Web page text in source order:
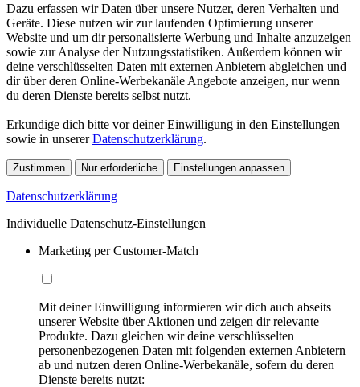
Dazu erfassen wir Daten über unsere Nutzer, deren Verhalten und
Geräte. Diese nutzen wir zur laufenden Optimierung unserer
Website und um dir personalisierte Werbung und Inhalte anzuzeigen
sowie zur Analyse der Nutzungsstatistiken. Außerdem können wir
deine verschlüsselten Daten mit externen Anbietern abgleichen und
dir über deren Online-Werbekanäle Angebote anzeigen, nur wenn
du deren Dienste bereits selbst nutzt.
Erkundige dich bitte vor deiner Einwilligung in den Einstellungen
sowie in unsererDatenschutzerklärung.
Zustimmen Nur erforderliche Einstellungen anpassen
Datenschutzerklärung
Individuelle Datenschutz-Einstellungen
Marketing per Customer-Match
Mit deiner Einwilligung informieren wir dich auch abseits
unserer Website über Aktionen und zeigen dir relevante
Produkte. Dazu gleichen wir deine verschlüsselten
personenbezogenen Daten mit folgenden externen Anbietern
ab und nutzen deren Online-Werbekanäle, sofern du deren
Dienste bereits nutzt: